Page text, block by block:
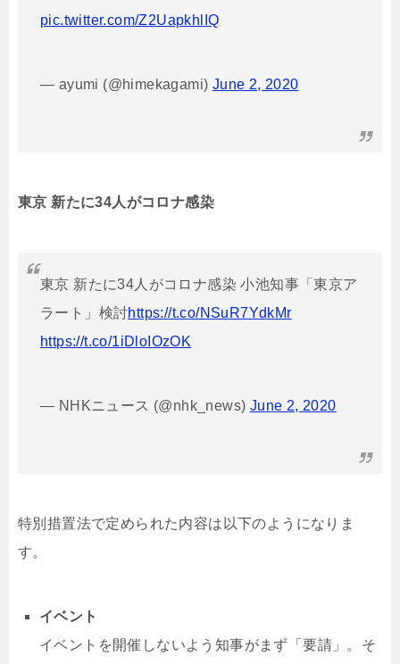
pic.twitter.com/Z2UapkhlIQ
— ayumi (@himekagami) June 2, 2020
東京 新たに34人がコロナ感染
東京 新たに34人がコロナ感染 小池知事「東京ア
ラート」検討https://t.co/NSuR7YdkMr
https://t.co/1iDloIOzOK
— NHKニュース (@nhk_news) June 2, 2020
特別措置法で定められた内容は以下のようになりま
す。
イベント
イベントを開催しないよう知事がまず「要請」。そ